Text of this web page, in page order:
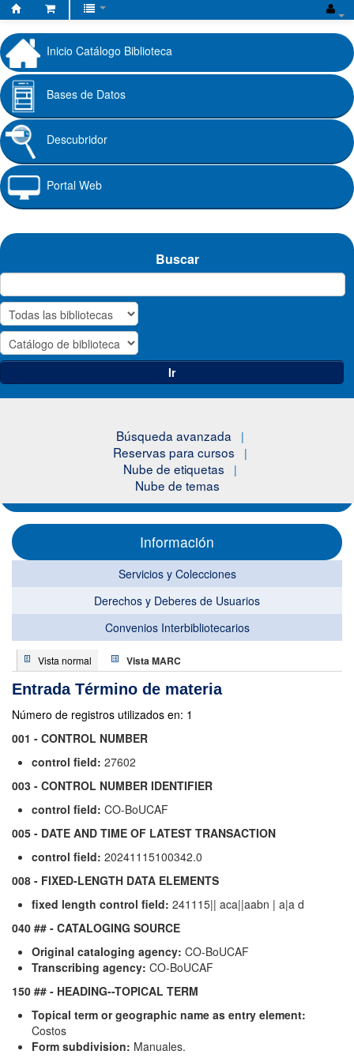
Fundación
Universitaria
Cafam
Inicio Catálogo Biblioteca
Bases de Datos
Descubridor
Portal Web
Buscar
Ir
Búsqueda avanzada
Reservas para cursos
Nube de etiquetas
Nube de temas
Información
Servicios y Colecciones
Derechos y Deberes de Usuarios
Convenios Interbibliotecarios
Vista normal Vista MARC
Entrada Término de materia
Número de registros utilizados en: 1
001 - CONTROL NUMBER
control field: 27602
003 - CONTROL NUMBER IDENTIFIER
control field: CO-BoUCAF
005 - DATE AND TIME OF LATEST TRANSACTION
control field: 20241115100342.0
008 - FIXED-LENGTH DATA ELEMENTS
fixed length control field: 241115|| aca||aabn | a|a d
040 ## - CATALOGING SOURCE
Original cataloging agency: CO-BoUCAF
Transcribing agency: CO-BoUCAF
150 ## - HEADING--TOPICAL TERM
Topical term or geographic name as entry element:
Costos
Form subdivision: Manuales.